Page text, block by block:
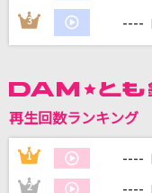
3 ----
再生回数ランキング
1 ----
2 ----